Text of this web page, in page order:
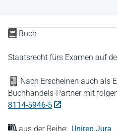
Buch
Staatsrecht fürs Examen auf
Nach Erscheinen auch als
Buchhandels-Partner mit
8114-5946-5
aus der Reihe: Unirep Jura